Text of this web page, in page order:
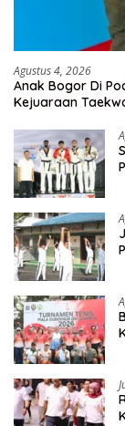
Agustus 4, 2026
Anak Bogor Di
Kejuaraan